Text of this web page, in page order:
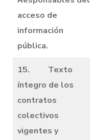
acceso de
información
pública.
15. Texto
íntegro de los
contratos
colectivos
vigentes y